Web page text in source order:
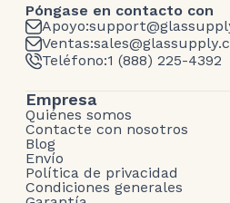
Póngase en contacto con
Apoyo:
Ventas:
Teléfono:1 (888) 225-4392
Empresa
Quiénes somos
Contacte con nosotros
Blog
Envío
Política de privacidad
Condiciones generales